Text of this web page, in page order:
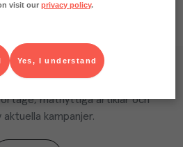
kundtidningar
matnyttiga artiklar och
aktuella kampanjer.
visit ourprivacy policy.
Yes, I understand